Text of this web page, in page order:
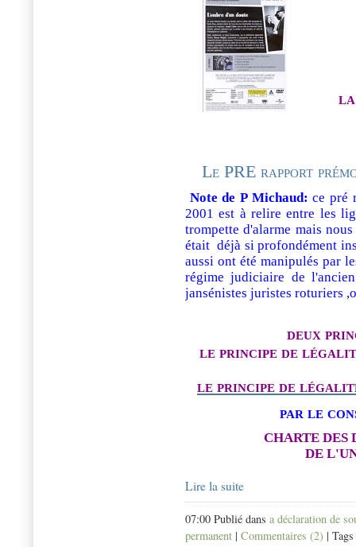
la
Le PRE rapport
Note de P Michaud: ce pré
2001 est à relire entre les
trompette d'alarme mais
était déjà si profondément
aussi ont été manipulés par
régime judiciaire de
jansénistes juristes roturiers
deux
le principe de
le principe de
par le
CHARTE DES
DE
Lire la suite
07:00 Publié dans a déclaration de
permanent | Commentaires (2) |